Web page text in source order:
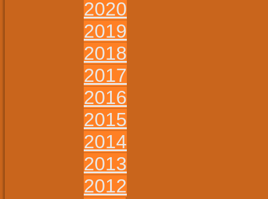
2020
2019
2018
2017
2016
2015
2014
2013
2012